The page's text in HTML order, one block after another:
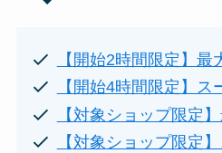
【開始2時間限定】最
【開始4時間限定】
【対象ショップ限定
【 対象ショップ限定】